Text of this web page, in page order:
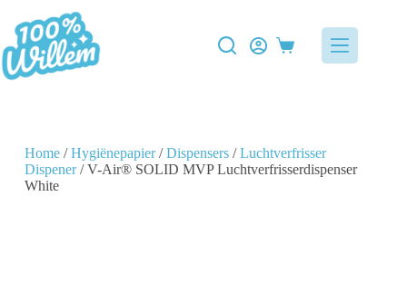
Home/Hygiënepapier/Dispensers/Luchtverfrisser
Dispener/ V-Air® SOLID MVP Luchtverfrisserdispenser
White